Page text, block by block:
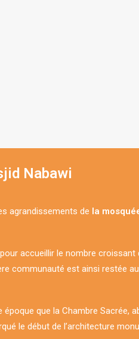
Nabawi
agrandissements de
accueillir le nombre croissant
communauté est ainsi restée
que la Chambre Sacrée,
le début de l’architecture